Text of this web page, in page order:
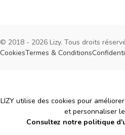
© 2018 - 2026 Lizy. Tous droits
CookiesTermes & Conditions
Cookies
LIZY utilise des cookies pour
et personnaliser
Consultez notre politique